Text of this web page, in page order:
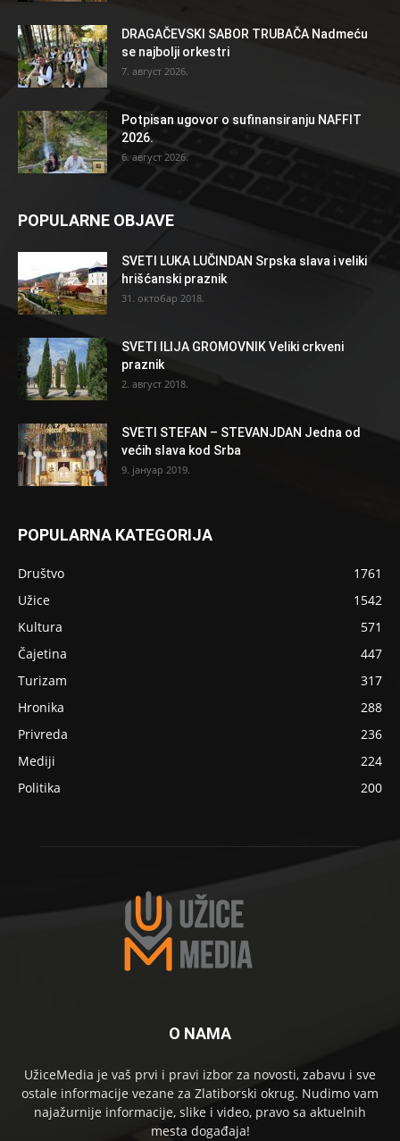
DRAGAČEVSKI SABOR TRUBAČA Nadmeću
se najbolji orkestri
7. август 2026.
Potpisan ugovor o sufinansiranju NAFFIT
2026.
6. август 2026.
POPULARNE OBJAVE
SVETI LUKA LUČINDAN Srpska slava i veliki
hrišćanski praznik
31. октобар 2018.
SVETI ILIJA GROMOVNIK Veliki crkveni
praznik
2. август 2018.
SVETI STEFAN – STEVANJDAN Jedna od
većih slava kod Srba
9. јануар 2019.
POPULARNA KATEGORIJA
Društvo
1761
Užice
1542
Kultura
571
Čajetina
447
Turizam
317
Hronika
288
Privreda
236
Mediji
224
Politika
200
O NAMA
UžiceMedia je vaš prvi i pravi izbor za novosti, zabavu i sve
ostale informacije vezane za Zlatiborski okrug. Nudimo vam
najažurnije informacije, slike i video, pravo sa aktuelnih
mesta događaja!